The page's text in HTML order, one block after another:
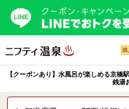
【クーポンあり】水風呂が楽しめる京橋
銭湯